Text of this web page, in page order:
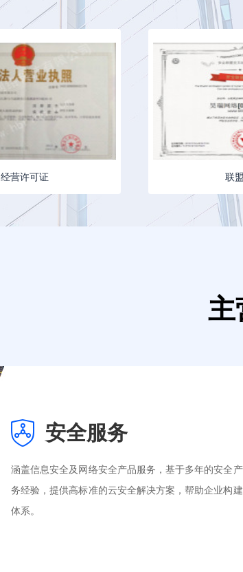
经营许可证 联
主
安全服务
涵盖信息安全及网络安全产品服务，基于多年的安全
务经验，提供高标准的云安全解决方案，帮助企业构
体系。